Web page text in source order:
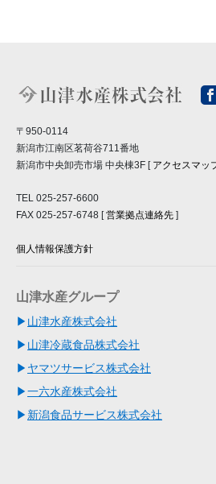
〒950-0114
新潟市江南区茗荷谷711番地
新潟市中央卸売市場 中央棟3F [ アクセスマッ
TEL 025-257-6600
FAX 025-257-6748 [営業拠点連絡先 ]
個人情報保護方針
山津水産グループ
山津水産株式会社
山津冷蔵食品株式会社
ヤマツサービス株式会社
一六水産株式会社
新潟食品サービス株式会社